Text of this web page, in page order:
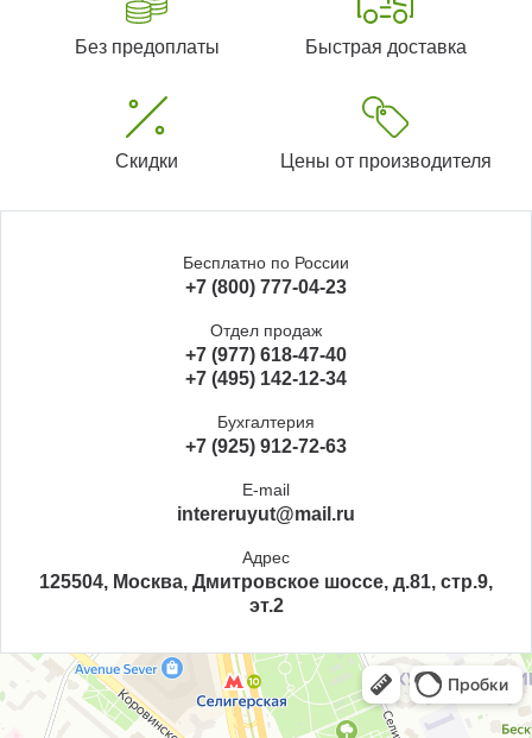
Без предоплаты Быстрая доставка
Скидки Цены от производителя
Бесплатно по России
+7 (800) 777-04-23
Отдел продаж
+7 (977) 618-47-40
+7 (495) 142-12-34
Бухгалтерия
+7 (925) 912-72-63
E-mail
intereruyut@mail.ru
Адрес
125504, Москва, Дмитровское шоссе, д.81, стр.9,
эт.2